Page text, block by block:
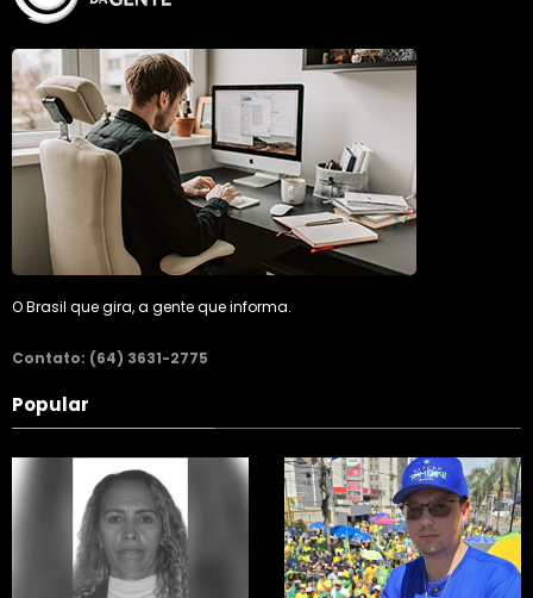
O Brasil que gira, a gente que informa.
Contato: (64) 3631-2775
Popular